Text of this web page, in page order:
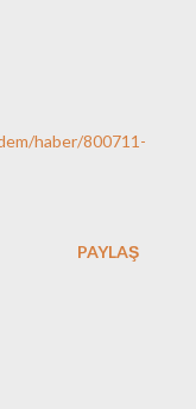
haber/800711-
PAYLAŞ